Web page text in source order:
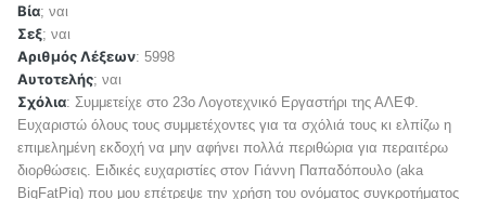
Βία; ναι
Σεξ; ναι
Αριθμός Λέξεων: 5998
Αυτοτελής; ναι
Σχόλια: Συμμετείχε στο 23ο Λογοτεχνικό Εργαστήρι της ΑΛΕΦ.
Ευχαριστώ όλους τους συμμετέχοντες για τα σχόλιά τους κι ελπίζω η
επιμελημένη εκδοχή να μην αφήνει πολλά περιθώρια για περαιτέρω
διορθώσεις. Ειδικές ευχαριστίες στον Γιάννη Παπαδόπουλο (aka
BigFatPig) που μου επέτρεψε την χρήση του ονόματος συγκροτήματος